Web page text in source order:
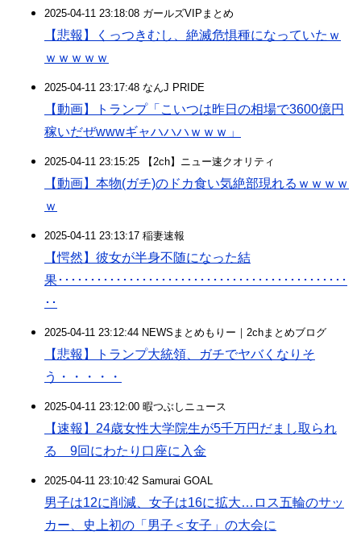
2025-04-11 23:18:08 ガールズVIPまとめ
【悲報】くっつきむし、絶滅危惧種になっていたｗ
ｗｗｗｗｗ
2025-04-11 23:17:48 なんJ PRIDE
【動画】トランプ「こいつは昨日の相場で3600億円
稼いだぜwwwギャハハハｗｗｗ」
2025-04-11 23:15:25 【2ch】ニュー速クオリティ
【動画】本物(ガチ)のドカ食い気絶部現れるｗｗｗｗ
ｗ
2025-04-11 23:13:17 稲妻速報
【愕然】彼女が半身不随になった結
果･････････････････････････････････････････････
･･
2025-04-11 23:12:44 NEWSまとめもりー｜2chまとめブログ
【悲報】トランプ大統領、ガチでヤバくなりそ
う・・・・・
2025-04-11 23:12:00 暇つぶしニュース
【速報】24歳女性大学院生が5千万円だまし取られ
る 9回にわたり口座に入金
2025-04-11 23:10:42 Samurai GOAL
男子は12に削減、女子は16に拡大…ロス五輪のサッ
カー、史上初の「男子＜女子」の大会に